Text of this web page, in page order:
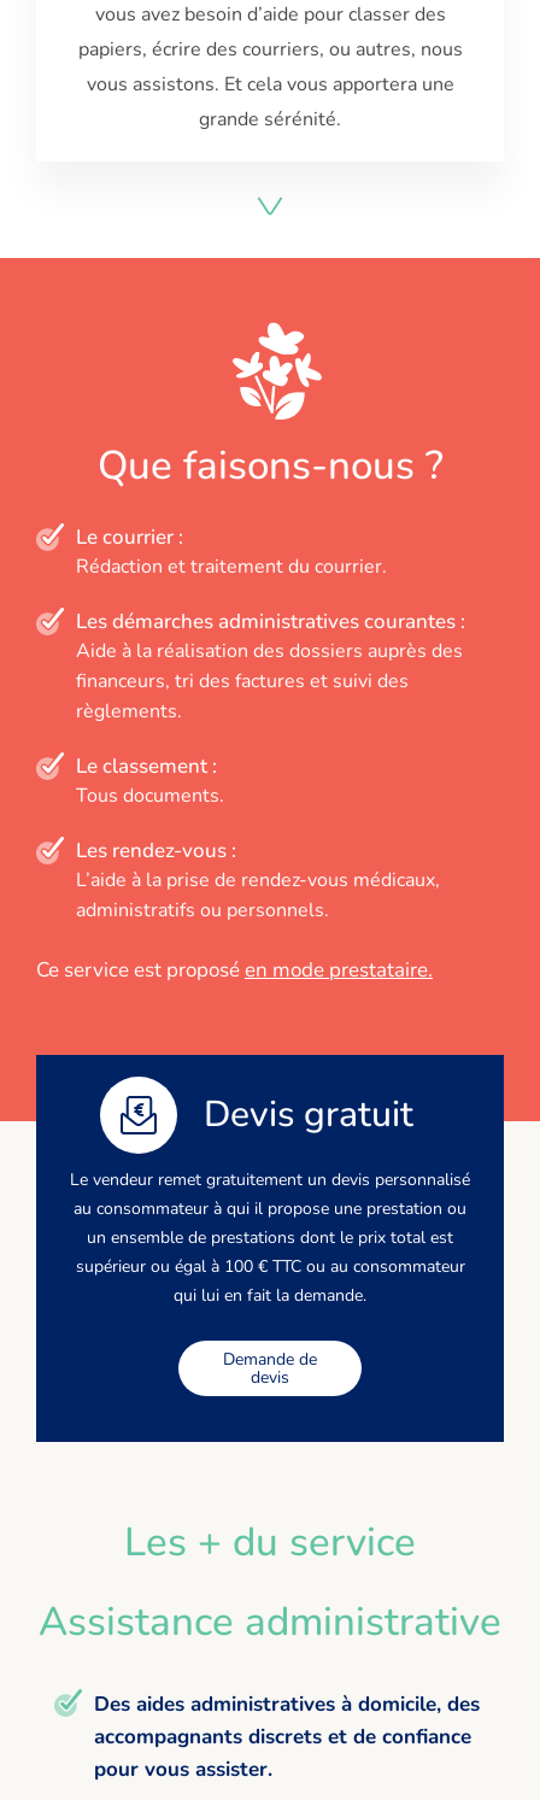
vous avez besoin d’aide pour classer des
papiers, écrire des courriers, ou autres, nous
vous assistons. Et cela vous apportera une
grande sérénité.
Que faisons-nous ?
Le courrier :
Rédaction et traitement du courrier.
Les démarches administratives courantes :
Aide à la réalisation des dossiers auprès des
financeurs, tri des factures et suivi des
règlements.
Le classement :
Tous documents.
Les rendez-vous :
L’aide à la prise de rendez-vous médicaux,
administratifs ou personnels.
Ce service est proposéen mode prestataire.
Devis gratuit
Le vendeur remet gratuitement un devis personnalisé
au consommateur à qui il propose une prestation ou
un ensemble de prestations dont le prix total est
supérieur ou égal à 100 € TTC ou au consommateur
qui lui en fait la demande.
Demande de
devis
Les + du service
Assistance administrative
Des aides administratives à domicile, des
accompagnants discrets et de confiance
pour vous assister.